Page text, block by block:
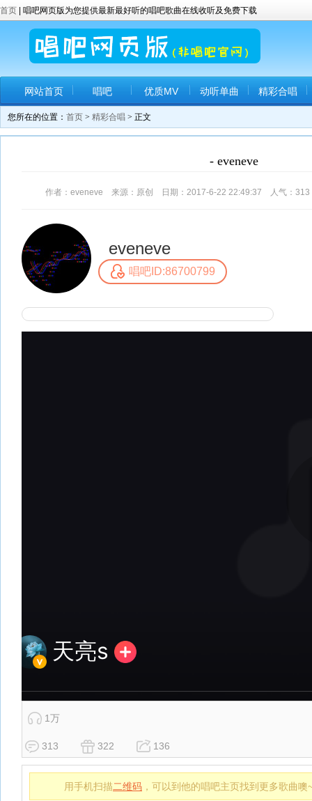
首页 | 唱吧网页版为您提供最新最好听的唱吧歌曲在线收听及免费下载
网站首页 唱吧 优质MV 动听单曲 精彩合唱
您所在的位置： 首页 > 精彩合唱 > 正文
- eveneve
作者：eveneve 来源：原创 日期：2017-6-22 22:49:37 人气： 313
eveneve
唱吧ID:86700799
1万
313 322 136
用手机扫描二维码 ，可以到他的唱吧主页找到更多歌曲噢